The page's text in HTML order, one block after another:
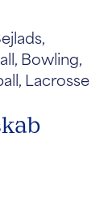
Bowling,
Lacrosse